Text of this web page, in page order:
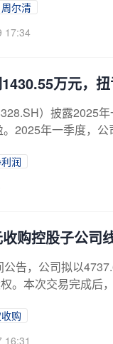
周尔清
17:34
万元，
）披露2025
2025年一季度，
润
购控股子公司
告，公司拟以
。本次交易完成后
购
16:31